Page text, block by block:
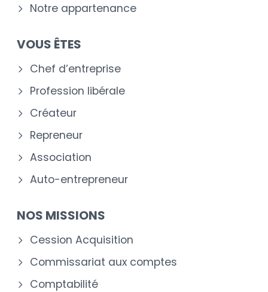
Notre appartenance
VOUS ÊTES
Chef d’entreprise
Profession libérale
Créateur
Repreneur
Association
Auto-entrepreneur
NOS MISSIONS
Cession Acquisition
Commissariat aux comptes
Comptabilité